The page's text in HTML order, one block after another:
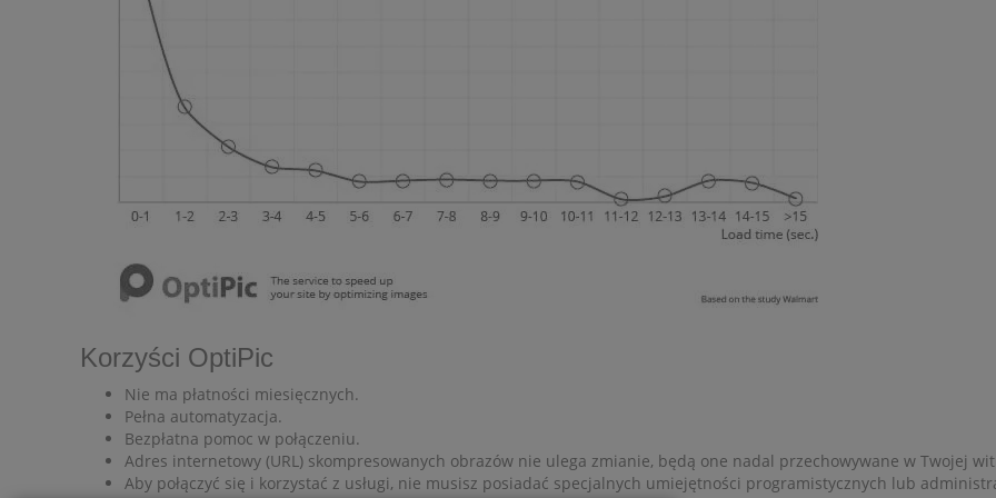
Korzyści OptiPic
Nie ma płatności miesięcznych.
Pełna automatyzacja.
Bezpłatna pomoc w połączeniu.
Adres internetowy (URL) skompresowanych obrazów nie ulega zmianie, będą one nadal przechowywane w Twojej
Aby połączyć się i korzystać z usługi, nie musisz posiadać specjalnych umiejętności programistycznych lub